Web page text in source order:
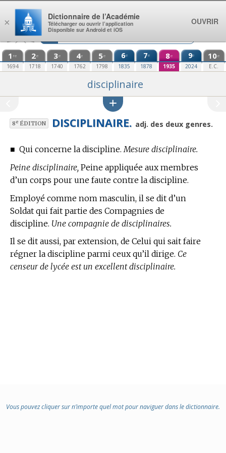
Aller au contenu
1 re
1694
2e
1718
3e
1740
4e
1762
5e
1798
6e
1835
7e
1878
8e
1935
9e
2024
10e
E.C.
disciplinaire
8eÉDITION DISCIPLINAIRE. adj. des deux genres.
■ Qui concerne la discipline. Mesure disciplinaire.
Peine disciplinaire, Peine appliquée aux membres
d’un corps pour une faute contre la discipline.
Employé comme nom masculin, il se dit d’un
Soldat qui fait partie des Compagnies de
discipline. Une compagnie de disciplinaires.
Il se dit aussi, par extension, de Celui qui sait faire
régner la discipline parmi ceux qu’il dirige. Ce
censeur de lycée est un excellent disciplinaire.
Vous pouvez cliquer sur n’importe quel mot pour naviguer dans le dictionnaire.
×
Dictionnaire de l’Académie
Télécharger ou ouvrir l’application
Disponible sur Android et iOS
OUVRIR